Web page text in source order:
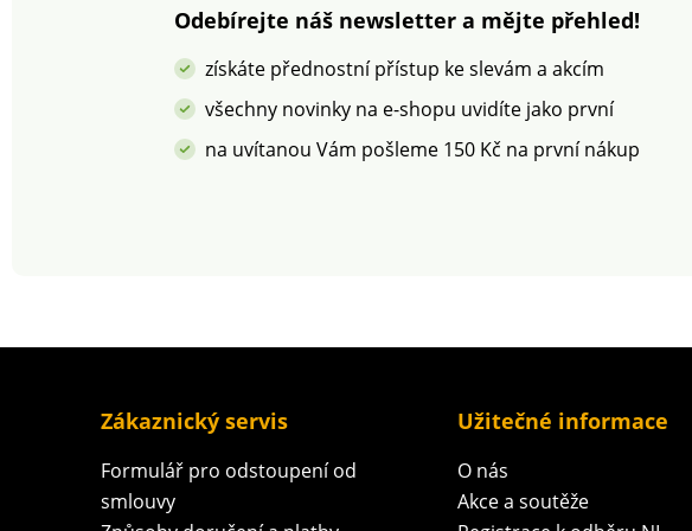
stálobarevnost
Odebírejte náš newsletter a mějte přehled!
získáte přednostní přístup ke slevám a akcím
všechny novinky na e-shopu uvidíte jako první
na uvítanou Vám pošleme 150 Kč na první nákup
Zákaznický servis
Formulář pro odstoupení od
smlouvy
Užitečné informace
O nás
Akce a soutěže